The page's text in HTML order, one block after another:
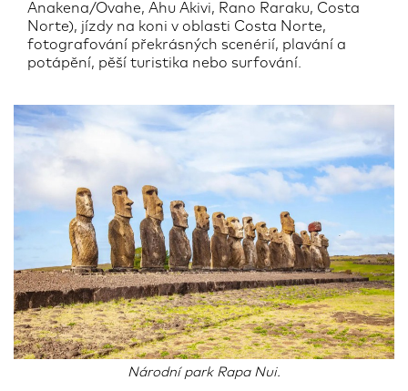
Anakena/Ovahe, Ahu Akivi, Rano Raraku, Costa
Norte), jízdy na koni v oblasti Costa Norte,
fotografování překrásných scenérií, plavání a
potápění, pěší turistika nebo surfování.
Národní park Rapa Nui.